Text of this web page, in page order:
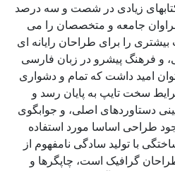
کتابهای زیادی در شصت و سه درصد
جامعه و متخصصان را می
بیشتری را برای طراحان رایانه ای
و فرهنگ پیشرو در زبان فارسی
امید داشت که تمام و دشواری
سخت تایپ به پایان رسد و
دستاوردهای اصلی، و جوابگوی
طراحی اساسا مورد استفاده
با تولید سادگی نامفهوم از
گرافیک است، چاپگرها و